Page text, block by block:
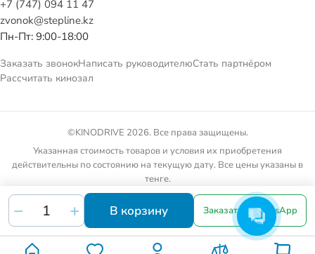
В корзину Заказать в WhatsApp
+7 (747) 094 11 47
zvonok@stepline.kz
Пн-Пт: 9:00-18:00
Заказать звонокНаписать руководителюСтать партнёром
Рассчитать кинозал
©KINODRIVE 2026. Все права защищены.
Указанная стоимость товаров и условия их приобретения
действительны по состоянию на текущую дату. Все цены указаны в
тенге.
Товарные предложения на сайте не являются публичной офертой.